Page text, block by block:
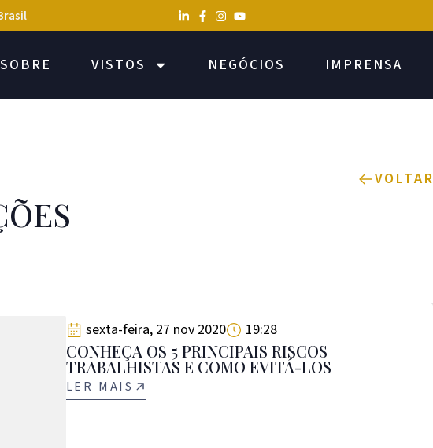
SOBRE VISTOS NEGÓCIOS IMPRENSA
VOLTAR
sexta-feira, 27 nov 2020 19:28
CONHEÇA OS 5 PRINCIPAIS RISCOS
TRABALHISTAS E COMO EVITÁ-LOS
LER MAIS